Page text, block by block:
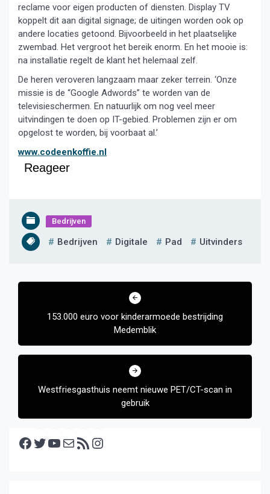
reclame voor eigen producten of diensten. Display TV
koppelt dit aan digital signage; de uitingen worden ook op
andere locaties getoond. Bijvoorbeeld in het plaatselijke
zwembad. Het vergroot het bereik enorm. En het mooie is:
na installatie regelt de klant het helemaal zelf.
De heren veroveren langzaam maar zeker terrein. ‘Onze
missie is de “Google Adwords” te worden van de
televisieschermen. En natuurlijk om nog veel meer
uitvindingen te doen op IT-gebied. Problemen zijn er om
opgelost te worden, bij voorbaat al.’
www.codeenkoffie.nl
Reageer
Bedrijven
Bedrijven Digitale Pad Uitvinders
Bericht
153.000 euro voor kinderarmoede bestrijding
Medemblik
Westfriesgasthuis neemt nieuwe PET/CT-scan in
gebruik
Facebook Twitter YouTube E-mail RSS feed